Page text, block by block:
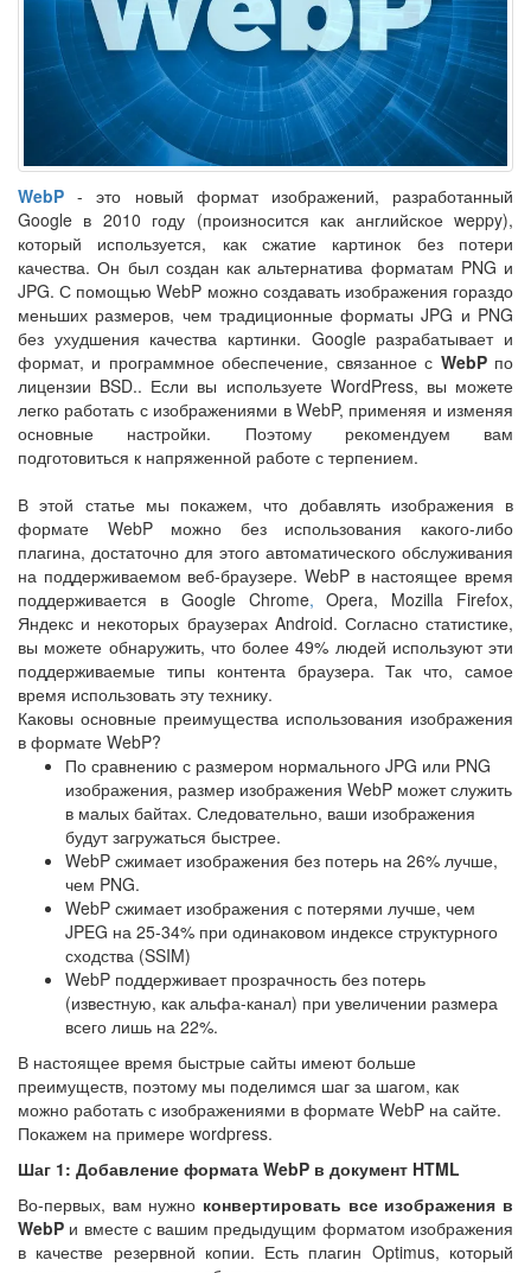
WebP - это новый формат изображений, разработанный
Google в 2010 году (произносится как английское weppy),
который используется, как сжатие картинок без потери
качества. Он был создан как альтернатива форматам PNG и
JPG. С помощью WebP можно создавать изображения гораздо
меньших размеров, чем традиционные форматы JPG и PNG
без ухудшения качества картинки. Google разрабатывает и
формат, и программное обеспечение, связанное с WebPпо
лицензии BSD.. Если вы используете WordPress, вы можете
легко работать с изображениями в WebP, применяя и изменяя
основные настройки. Поэтому рекомендуем вам
подготовиться к напряженной работе с терпением.
В этой статье мы покажем, что добавлять изображения в
формате WebP можно без использования какого-либо
плагина, достаточно для этого автоматического обслуживания
на поддерживаемом веб-браузере. WebP в настоящее время
поддерживается в Google Chrome,Opera, Mozilla Firefox,
Яндекс и некоторых браузерах Android. Согласно статистике,
вы можете обнаружить, что более 49% людей используют эти
поддерживаемые типы контента браузера. Так что, самое
время использовать эту технику.
Каковы основные преимущества использования изображения
в формате WebP?
По сравнению с размером нормального JPG или PNG
изображения, размер изображения WebP может служить
в малых байтах. Следовательно, ваши изображения
будут загружаться быстрее.
WebP сжимает изображения без потерь на 26% лучше,
чем PNG.
WebP сжимает изображения с потерями лучше, чем
JPEG на 25-34% при одинаковом индексе структурного
сходства (SSIM)
WebP поддерживает прозрачность без потерь
(известную, как альфа-канал) при увеличении размера
всего лишь на 22%.
В настоящее время быстрые сайты имеют больше
преимуществ, поэтому мы поделимся шаг за шагом, как
можно работать с изображениями в формате WebP на сайте.
Покажем на примере wordpress.
Шаг 1: Добавление формата WebP в документ HTML
Во-первых, вам нужно конвертировать все изображения в
WebP и вместе с вашим предыдущим форматом изображения
в качестве резервной копии. Есть плагин Optimus, который